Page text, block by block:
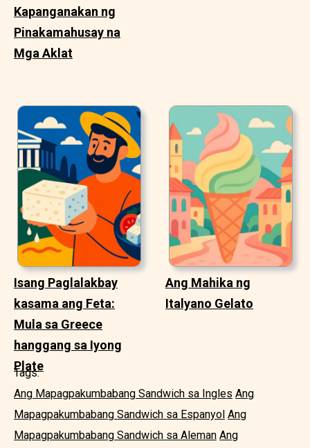
Kapanganakan ng
Pinakamahusay na
Mga Aklat
Isang Paglalakbay
kasama ang Feta:
Mula sa Greece
hanggang sa Iyong
Plate
Ang Mahika ng
Italyano Gelato
Tags:
Ang Mapagpakumbabang Sandwich sa Ingles Ang
Mapagpakumbabang Sandwich sa Espanyol Ang
Mapagpakumbabang Sandwich sa Aleman Ang